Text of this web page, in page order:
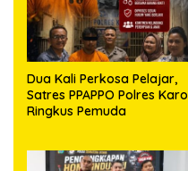
Dua Kali Perkosa Pelajar,
Satres PPAPPO Polres Karo
Ringkus Pemuda